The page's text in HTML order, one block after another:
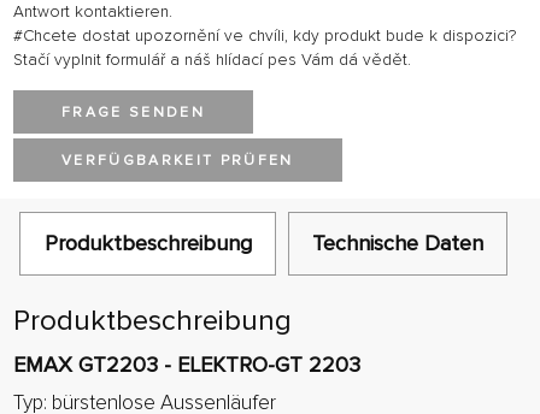
Antwort kontaktieren.
#Chcete dostat upozornění ve chvíli, kdy produkt bude k dispozici?
Stačí vyplnit formulář a náš hlídací pes Vám dá vědět.
FRAGE SENDEN
VERFÜGBARKEIT PRÜFEN
Produktbeschreibung Technische Daten
Produktbeschreibung
EMAX GT2203 - ELEKTRO-GT 2203
Typ: bürstenlose Aussenläufer